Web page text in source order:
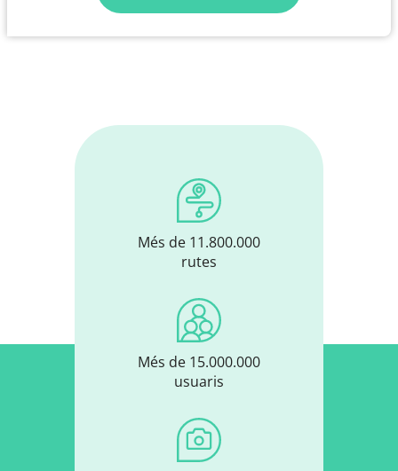
Més de 11.800.000
rutes
Més de 15.000.000
usuaris